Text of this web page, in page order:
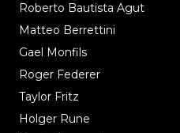
Roberto Bautista Agut
Matteo Berrettini
Gael Monfils
Roger Federer
Taylor Fritz
Holger Rune